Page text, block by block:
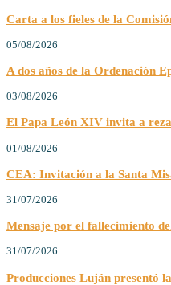
Carta a los fieles de la
05/08/2026
A dos años de la Ordenación
03/08/2026
El Papa León XIV invita a
01/08/2026
CEA: Invitación a la Santa
31/07/2026
Mensaje por el fallecimiento
31/07/2026
Producciones Luján presentó